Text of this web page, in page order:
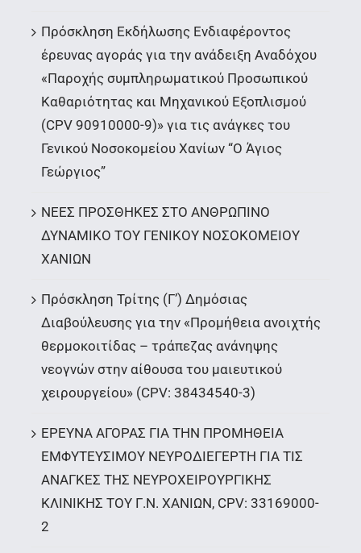
Πρόσκληση Εκδήλωσης Ενδιαφέροντος
έρευνας αγοράς για την ανάδειξη Αναδόχου
«Παροχής συμπληρωματικού Προσωπικού
Καθαριότητας και Μηχανικού Εξοπλισμού
(CPV 90910000-9)» για τις ανάγκες του
Γενικού Νοσοκομείου Χανίων “Ο Άγιος
Γεώργιος”
ΝΕΕΣ ΠΡΟΣΘΗΚΕΣ ΣΤΟ ΑΝΘΡΩΠΙΝΟ
ΔΥΝΑΜΙΚΟ ΤΟΥ ΓΕΝΙΚΟΥ ΝΟΣΟΚΟΜΕΙΟΥ
ΧΑΝΙΩΝ
Πρόσκληση Τρίτης (Γ’) Δημόσιας
Διαβούλευσης για την «Προμήθεια ανοιχτής
θερμοκοιτίδας – τράπεζας ανάνηψης
νεογνών στην αίθουσα του μαιευτικού
χειρουργείου» (CPV: 38434540-3)
ΕΡΕΥΝΑ ΑΓΟΡΑΣ ΓΙΑ ΤΗΝ ΠΡΟΜΗΘΕΙΑ
ΕΜΦΥΤΕΥΣΙΜΟΥ ΝΕΥΡΟΔΙΕΓΕΡΤΗ ΓΙΑ ΤΙΣ
ΑΝΑΓΚΕΣ ΤΗΣ ΝΕΥΡΟΧΕΙΡΟΥΡΓΙΚΗΣ
ΚΛΙΝΙΚΗΣ ΤΟΥ Γ.Ν. ΧΑΝΙΩΝ, CPV: 33169000-
2